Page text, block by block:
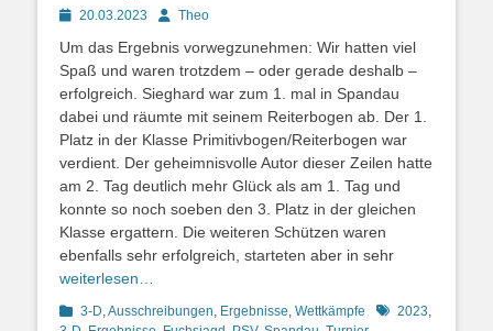
Posted20.03.2023 AutorTheo
Um das Ergebnis vorwegzunehmen: Wir hatten viel
Spaß und waren trotzdem – oder gerade deshalb –
erfolgreich. Sieghard war zum 1. mal in Spandau
dabei und räumte mit seinem Reiterbogen ab. Der 1.
Platz in der Klasse Primitivbogen/Reiterbogen war
verdient. Der geheimnisvolle Autor dieser Zeilen hatte
am 2. Tag deutlich mehr Glück als am 1. Tag und
konnte so noch soeben den 3. Platz in der gleichen
Klasse ergattern. Die weiteren Schützen waren
ebenfalls sehr erfolgreich, starteten aber in sehr
weiterlesen…
Kategorien
3-D Ausschreibungen Ergebnisse Wettkämpfe Schlagworte
2023